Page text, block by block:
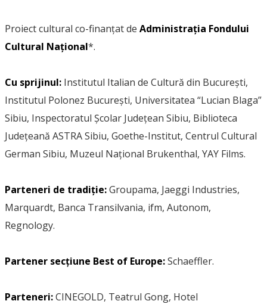
Proiect cultural co-finanţat de Administraţia Fondului
Cultural Naţional*.
Cu sprijinul: Institutul Italian de Cultură din București,
Institutul Polonez București, Universitatea “Lucian Blaga”
Sibiu, Inspectoratul Școlar Județean Sibiu, Biblioteca
Județeană ASTRA Sibiu, Goethe-Institut, Centrul Cultural
German Sibiu, Muzeul Național Brukenthal, YAY Films.
Parteneri de tradiție:Groupama, Jaeggi Industries,
Marquardt, Banca Transilvania, ifm, Autonom,
Regnology.
Partener secțiune Best of Europe:Schaeffler.
Parteneri:CINEGOLD, Teatrul Gong, Hotel